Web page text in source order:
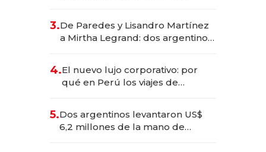
las marcas "fast premium"
3.De Paredes y Lisandro Martínez
a Mirtha Legrand: dos argentinos
4.El nuevo lujo corporativo: por
qué en Perú los viajes de
para convertirse en experiencias
transformadoras
5.Dos argentinos levantaron US$
6,2 millones de la mano de